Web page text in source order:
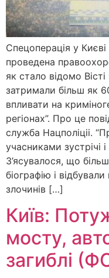
Спецоперація у Києві
проведена
як стало відомо
затримали більш як
впливати на
регіонах”. Про це
служба Нацполіціі.
учасниками зустрічі
З’ясувалося, що
біографію і
злочинів […]
Київ:
мосту,
загиблі